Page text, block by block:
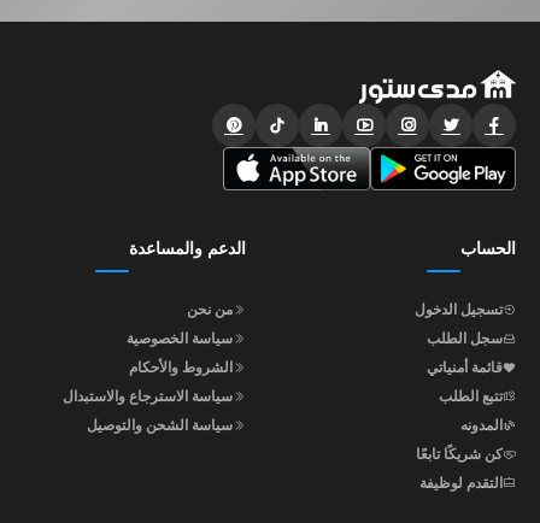
الحساب
تسجيل الدخول
سجل الطلب
قائمة أمنياتي
تتبع الطلب
المدونه
كن شريكًا تابعًا
التقدم لوظيفة
الدعم والمساعدة
من نحن
سياسة الخصوصية
الشروط والأحكام
سياسة الاسترجاع والاستبدال
سياسة الشحن والتوصيل